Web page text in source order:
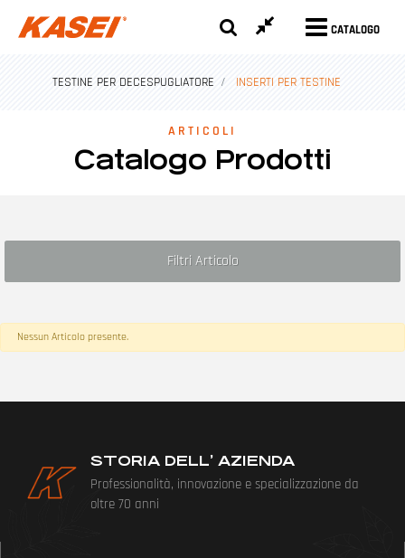
CATALOGO
TESTINE PER DECESPUGLIATORE INSERTI PER TESTINE
ARTICOLI
Catalogo Prodotti
Filtri Articolo
Nessun Articolo presente.
STORIA DELL’ AZIENDA
Professionalità, innovazione e specializzazione da
oltre 70 anni